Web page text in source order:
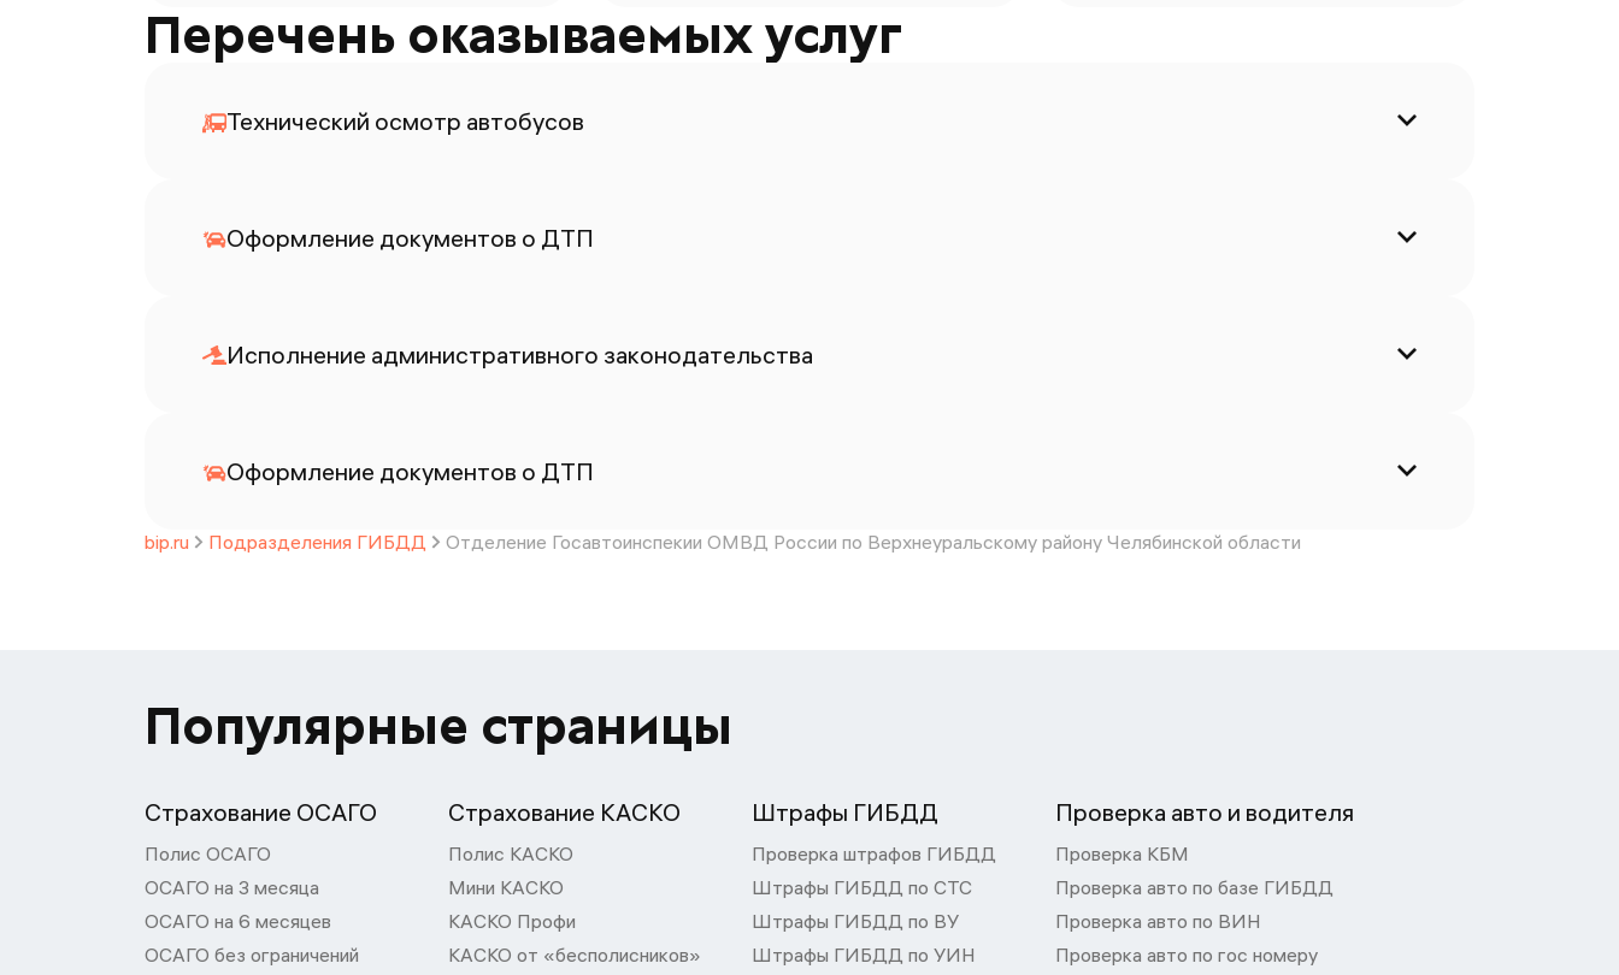
Перечень оказываемых услуг
Технический осмотр автобусов
Оформление документов о ДТП
Исполнение административного законодательства
Оформление документов о ДТП
bip.ru Подразделения ГИБДД Отделение Госавтоинспекии ОМВД России по Верхнеуральскому району Челябинской области
Популярные страницы
Страхование ОСАГО
Полис ОСАГО
ОСАГО на 3 месяца
ОСАГО на 6 месяцев
ОСАГО без ограничений
Страхование КАСКО
Полис КАСКО
Мини КАСКО
КАСКО Профи
КАСКО от «бесполисников»
Штрафы ГИБДД
Проверка штрафов ГИБДД
Штрафы ГИБДД по СТС
Штрафы ГИБДД по ВУ
Штрафы ГИБДД по УИН
Проверка авто и водителя
Проверка КБМ
Проверка авто по базе ГИБДД
Проверка авто по ВИН
Проверка авто по гос номеру